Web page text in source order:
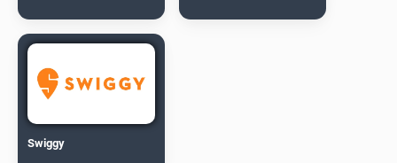
Swiggy